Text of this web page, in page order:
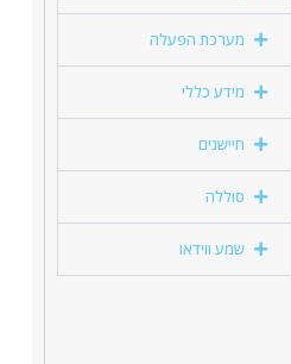
מערכת הפעלה
מידע כללי
חיישנים
סוללה
שמע ווידאו